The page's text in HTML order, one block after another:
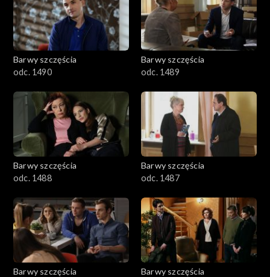
1401–1500
1301–1400
1101–1200
1001–1100
901–1000
801–900
782–800
Barwy szczęścia
odc. 1490
Barwy szczęścia
odc. 1489
Barwy szczęścia
odc. 1488
Barwy szczęścia
odc. 1487
Barwy szczęścia
Barwy szczęścia